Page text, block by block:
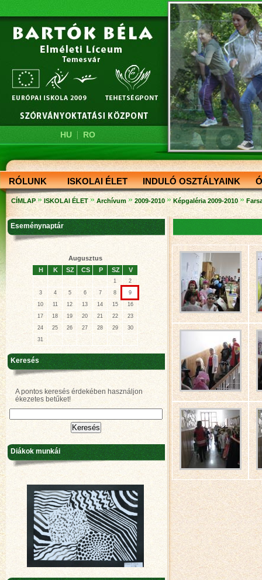
HU| RO
RÓLUNK ISKOLAI ÉLET INDULÓ OSZTÁLYAINK
CÍMLAP » ISKOLAI ÉLET » Archívum » 2009-2010 » Képgaléria 2009-2010 »
Eseménynaptár
Augusztus
H
K SZ CS P SZ V
1
2
3
4 5 6 7 8
9
10
11 12 13 14 15
16
17
18 19 20 21 22
23
24
25 26 27 28 29
30
31
Keresés
A pontos keresés érdekében használjon
ékezetes betűket!
Diákok munkái